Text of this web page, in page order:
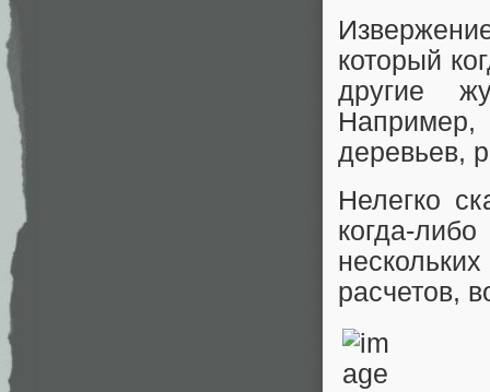
который
другие
Например,
деревьев,
Нелегко
когда-
расчетов,